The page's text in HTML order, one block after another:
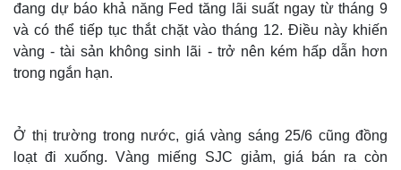
đang dự báo khả năng Fed tăng lãi suất ngay từ tháng 9
và có thể tiếp tục thắt chặt vào tháng 12. Điều này khiến
vàng - tài sản không sinh lãi - trở nên kém hấp dẫn hơn
trong ngắn hạn.
Ở thị trường trong nước, giá vàng sáng 25/6 cũng đồng
loạt đi xuống. Vàng miếng SJC giảm, giá bán ra còn